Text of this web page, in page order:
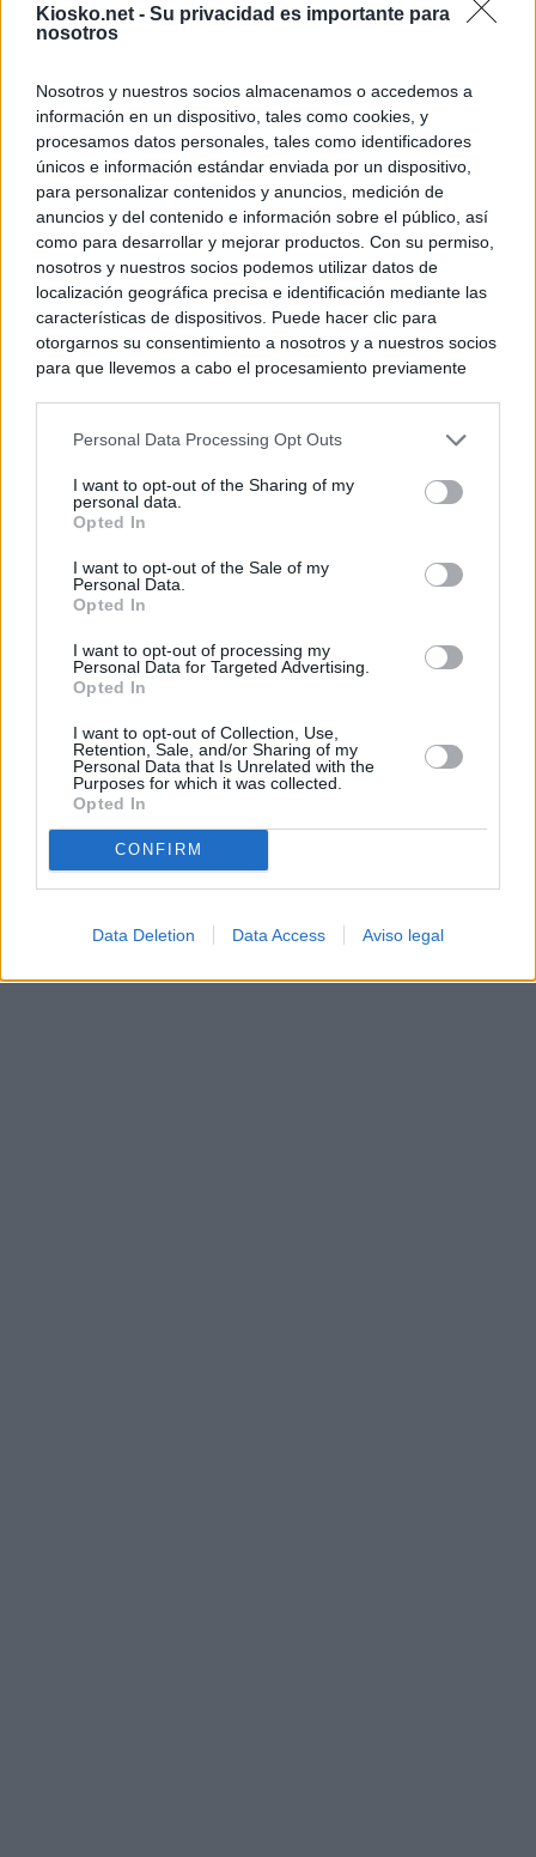
Kiosko.net - Su privacidad es importante para
nosotros
Nosotros y nuestros socios almacenamos o accedemos a
información en un dispositivo, tales como cookies, y
procesamos datos personales, tales como identificadores
únicos e información estándar enviada por un dispositivo,
para personalizar contenidos y anuncios, medición de
anuncios y del contenido e información sobre el público, así
como para desarrollar y mejorar productos. Con su permiso,
nosotros y nuestros socios podemos utilizar datos de
localización geográfica precisa e identificación mediante las
características de dispositivos. Puede hacer clic para
otorgarnos su consentimiento a nosotros y a nuestros socios
para que llevemos a cabo el procesamiento previamente
negar su consentimiento. Tenga en cuenta que algún
de su consentimiento, pero usted tiene el derecho de
rechazar tal procesamiento. Sus preferencias se aplicarán
cualquier momento entrando de nuevo en este sitio web o
visitando nuestra política de privacidad.
Personal Data Processing Opt Outs
I want to opt-out of the Sharing of my
personal data.
Opted In
I want to opt-out of the Sale of my
Personal Data.
Opted In
I want to opt-out of processing my
Personal Data for Targeted Advertising.
Opted In
I want to opt-out of Collection, Use,
Retention, Sale, and/or Sharing of my
Personal Data that Is Unrelated with the
Purposes for which it was collected.
Opted In
CONFIRM
Data Deletion Data Access Aviso legal